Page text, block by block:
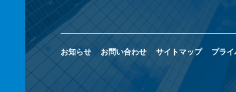
お知らせ お問い合わせ サイトマップ プラ